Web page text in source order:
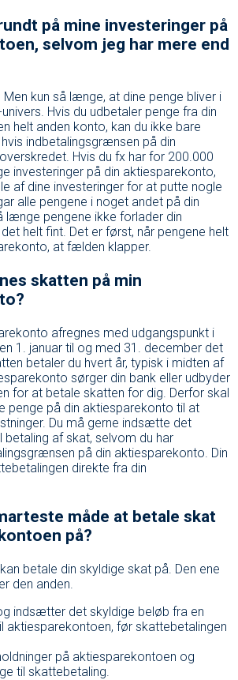
på mine investeringer på
selvom jeg har mere end
kun så længe, at dine penge bliver i
Hvis du udbetaler penge fra din
helt anden konto, kan du ikke bare
indbetalingsgrænsen på din
Hvis du fx har for 200.000
investeringer på din aktiesparekonto,
af dine investeringer for at putte nogle
alle pengene i noget andet på din
længe pengene ikke forlader din
helt fint. Det er først, når pengene helt
at fælden klapper.
skatten på min
afregnes med udgangspunkt i
1. januar til og med 31. december det
betaler du hvert år, typisk i midten af
sørger din bank eller udbyder
for at betale skatten for dig. Derfor skal
penge på din aktiesparekonto til at
Du må gerne indsætte det
betaling af skat, selvom du har
på din aktiesparekonto. Din
direkte fra din
måde at betale skat
på?
betale din skyldige skat på. Den ene
den anden.
indsætter det skyldige beløb fra en
aktiesparekontoen, før skattebetalingen
på aktiesparekontoen og
til skattebetaling.